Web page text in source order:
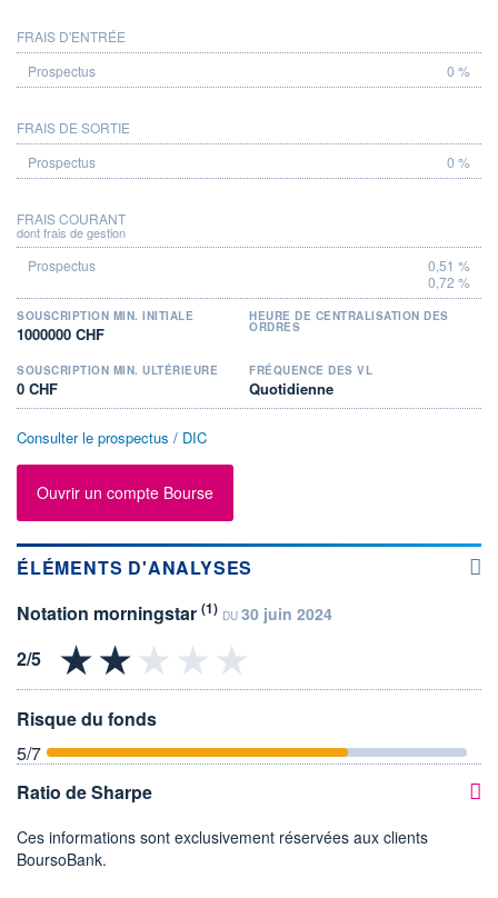
PROSPECTUS
FRAIS D'ENTRÉE
0 %
FRAIS DE SORTIE
0 %
FRAIS COURANT
dont frais de gestion
0,51 %
0,72 %
SOUSCRIPTION MIN. INITIALE
1000000 CHF
HEURE DE CENTRALISATION DES
ORDRES
SOUSCRIPTION MIN. ULTÉRIEURE
0 CHF
FRÉQUENCE DES VL
Quotidienne
Consulter le prospectus / DIC
Ouvrir un compte Bourse
ÉLÉMENTS D'ANALYSES
Notation morningstar (1) DU 30 juin 2024
Risque du fonds
5/7
Ratio de Sharpe
Ces informations sont exclusivement réservées aux clients
BoursoBank.